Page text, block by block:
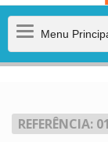
MenuMenu
REFERÊNCIA: